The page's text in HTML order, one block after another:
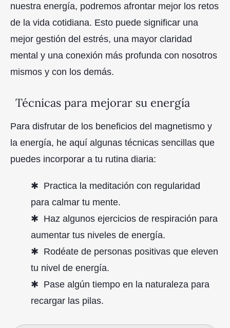
nuestra energía, podremos afrontar mejor los retos
de la vida cotidiana. Esto puede significar una
mejor gestión del estrés, una mayor claridad
mental y una conexión más profunda con nosotros
mismos y con los demás.
Técnicas para mejorar su energía
Para disfrutar de los beneficios del magnetismo y
la energía, he aquí algunas técnicas sencillas que
puedes incorporar a tu rutina diaria:
Practica la meditación con regularidad
para calmar tu mente.
Haz algunos ejercicios de respiración para
aumentar tus niveles de energía.
Rodéate de personas positivas que eleven
tu nivel de energía.
Pase algún tiempo en la naturaleza para
recargar las pilas.